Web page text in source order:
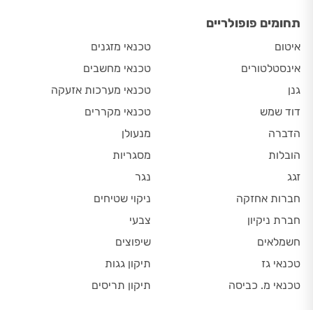
תחומים פופולריים
איטום
אינסטלטורים
גנן
דוד שמש
הדברה
הובלות
זגג
חברות אחזקה
חברת ניקיון
חשמלאים
טכנאי גז
טכנאי מ. כביסה
טכנאי מזגנים
טכנאי מחשבים
טכנאי מערכות אזעקה
טכנאי מקררים
מנעולן
מסגריות
נגר
ניקוי שטיחים
צבעי
שיפוצים
תיקון גגות
תיקון תריסים